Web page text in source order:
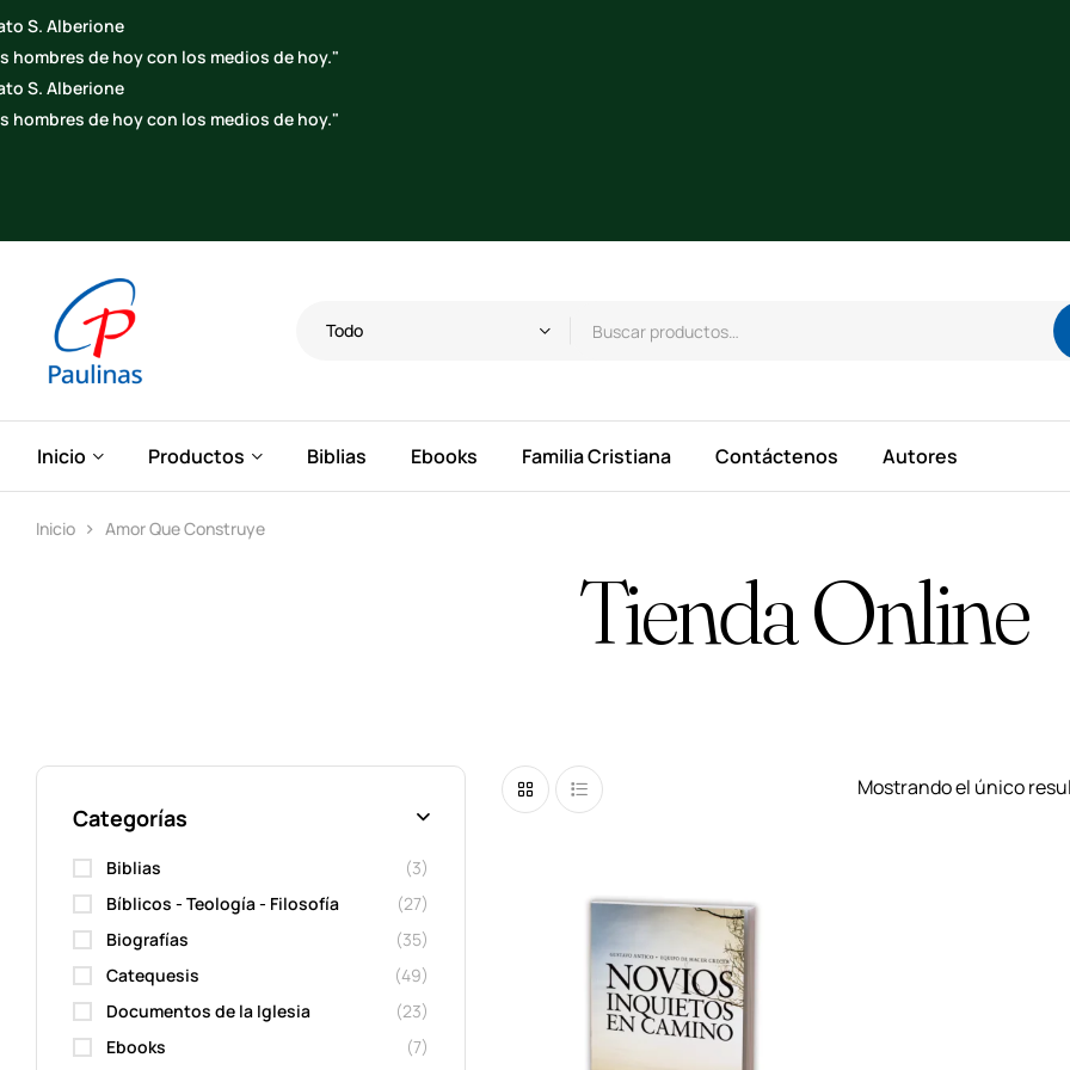
Todo
Inicio Productos Biblias Ebooks Familia Cristiana Contáctenos Autores
Inicio Amor Que Construye
Tienda Online
Mostrando el único
Categorías
Biblias
(3)
Bíblicos - Teología - Filosofía
(27)
Biografías
(35)
Catequesis
(49)
Documentos de la Iglesia
(23)
Ebooks
(7)